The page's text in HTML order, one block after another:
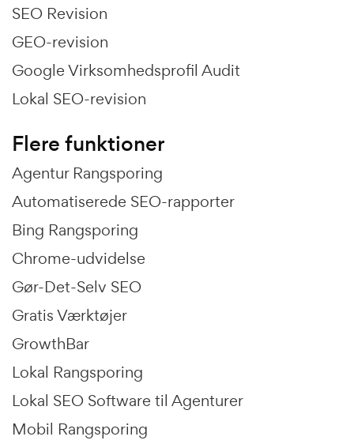
SEO Revision
GEO-revision
Google Virksomhedsprofil Audit
Lokal SEO-revision
Flere funktioner
Agentur Rangsporing
Automatiserede SEO-rapporter
Bing Rangsporing
Chrome-udvidelse
Gør-Det-Selv SEO
Gratis Værktøjer
GrowthBar
Lokal Rangsporing
Lokal SEO Software til Agenturer
Mobil Rangsporing